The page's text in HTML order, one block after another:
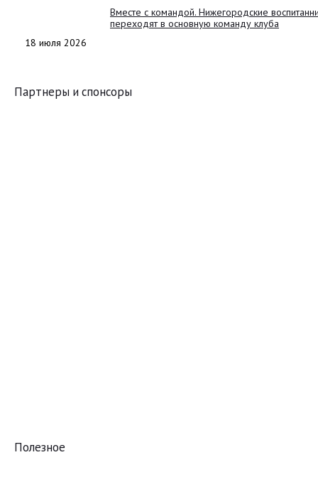
Вместе с командой. Нижегородские
переходят в основную команду клуба
18 июля 2026
Партнеры и спонсоры
Полезное